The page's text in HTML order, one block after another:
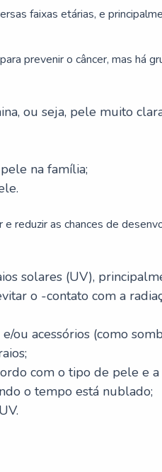
faixas etárias, e
prevenir o câncer, mas há
ou seja, pele muito
na família;
reduzir as chances de
solares (UV),
o -contato com a
ou acessórios (como
com o tipo de pele e a
o tempo está nublado;